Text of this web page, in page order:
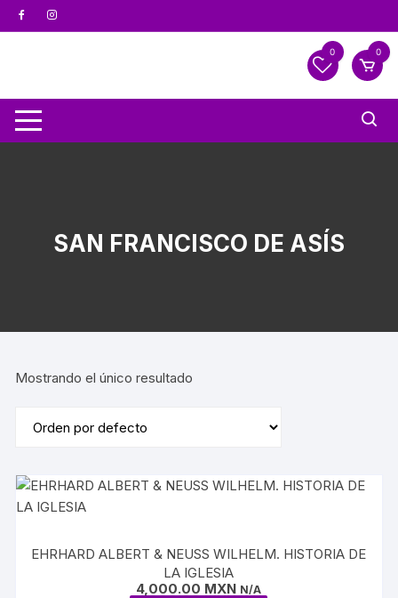
0 0
SAN FRANCISCO DE ASÍS
Mostrando el único resultado
EHRHARD ALBERT & NEUSS WILHELM. HISTORIA DE
LA IGLESIA
4,000.00 MXN N/A